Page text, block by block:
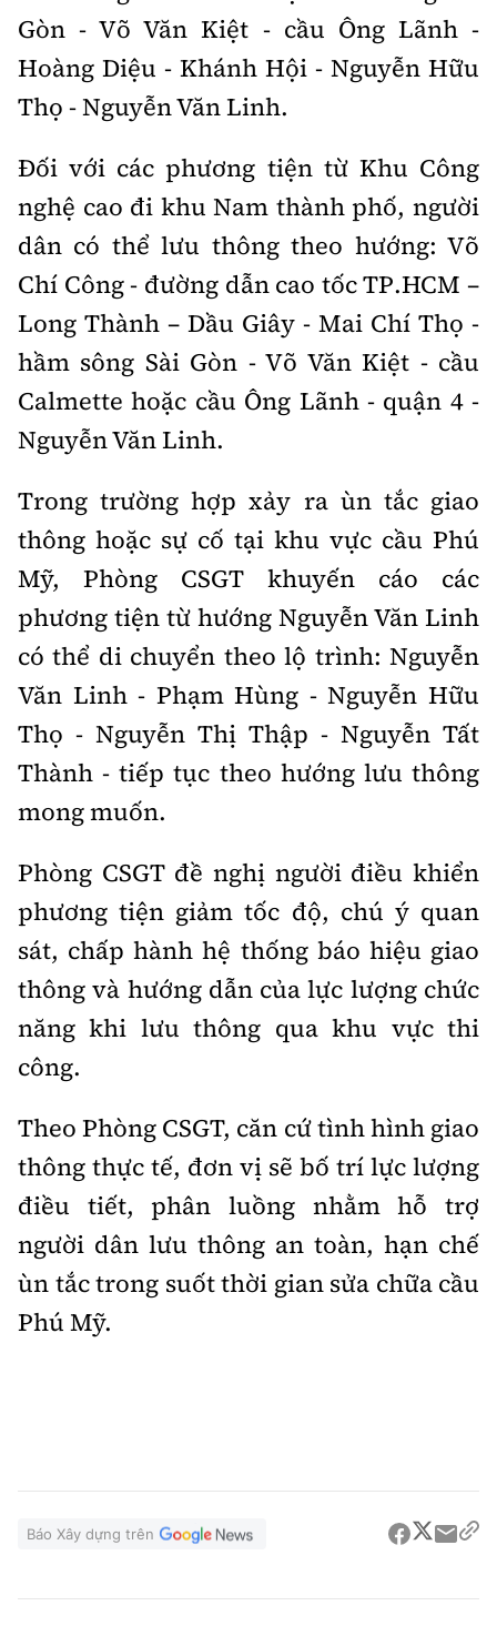
Gòn - Võ Văn Kiệt - cầu Ông Lãnh -
Hoàng Diệu - Khánh Hội - Nguyễn Hữu
Thọ - Nguyễn Văn Linh.
Đối với các phương tiện từ Khu Công
nghệ cao đi khu Nam thành phố, người
dân có thể lưu thông theo hướng: Võ
Chí Công - đường dẫn cao tốc TP.HCM –
Long Thành – Dầu Giây - Mai Chí Thọ -
hầm sông Sài Gòn - Võ Văn Kiệt - cầu
Calmette hoặc cầu Ông Lãnh - quận 4 -
Nguyễn Văn Linh.
Trong trường hợp xảy ra ùn tắc giao
thông hoặc sự cố tại khu vực cầu Phú
Mỹ, Phòng CSGT khuyến cáo các
phương tiện từ hướng Nguyễn Văn Linh
có thể di chuyển theo lộ trình: Nguyễn
Văn Linh - Phạm Hùng - Nguyễn Hữu
Thọ - Nguyễn Thị Thập - Nguyễn Tất
Thành - tiếp tục theo hướng lưu thông
mong muốn.
Phòng CSGT đề nghị người điều khiển
phương tiện giảm tốc độ, chú ý quan
sát, chấp hành hệ thống báo hiệu giao
thông và hướng dẫn của lực lượng chức
năng khi lưu thông qua khu vực thi
công.
Theo Phòng CSGT, căn cứ tình hình giao
thông thực tế, đơn vị sẽ bố trí lực lượng
điều tiết, phân luồng nhằm hỗ trợ
người dân lưu thông an toàn, hạn chế
ùn tắc trong suốt thời gian sửa chữa cầu
Phú Mỹ.
Báo Xây dựng trên